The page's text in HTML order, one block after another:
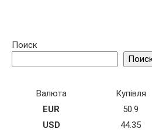
Поиск
Валюта Купівля
EUR
50.9
USD
44.35